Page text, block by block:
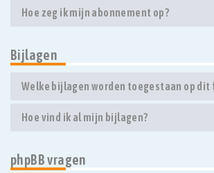
Hoe zeg ik mijn abonnement op?
Bijlagen
Welke bijlagen worden toegestaan op dit
Hoe vind ik al mijn bijlagen?
phpBB vragen